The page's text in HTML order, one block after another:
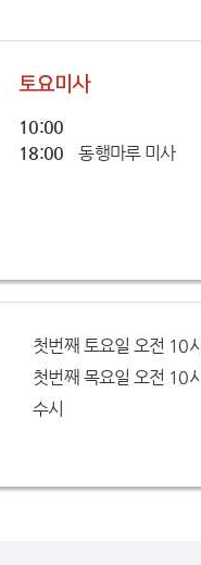
토요미사
10:00
18:00
동행마루 미사
첫번째 토요일 오전 10시
첫번째 목요일 오전 10시
수시